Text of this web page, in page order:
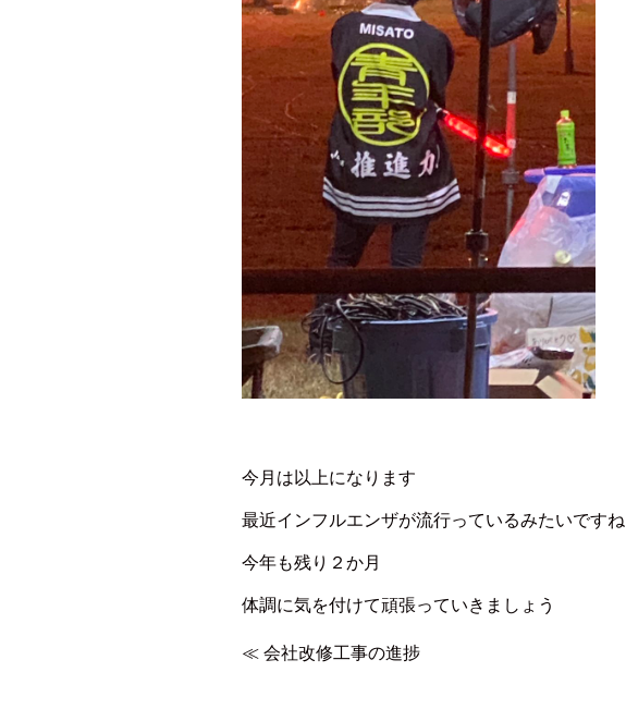
今月は以上になります
最近インフルエンザが流行っているみたいですね
今年も残り２か月
体調に気を付けて頑張っていきましょう
≪ 会社改修工事の進捗